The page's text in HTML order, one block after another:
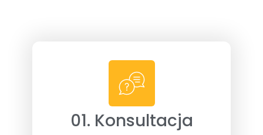
01. Konsultacja